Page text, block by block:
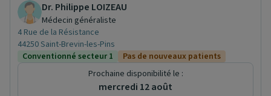
Dr. Philippe LOIZEAU
Médecin généraliste
4 Rue de la Résistance
44250 Saint-Brevin-les-Pins
Conventionné secteur 1
Pas de nouveaux patients
Prochaine disponibilité le :
mercredi 12 août